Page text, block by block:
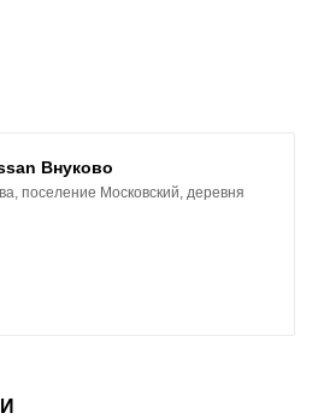
Внуково
поселение Московский, деревня